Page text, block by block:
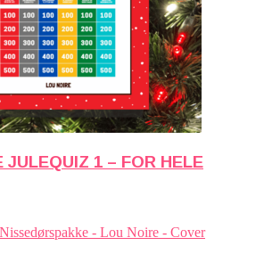
JULEQUIZ 1 – FOR HELE